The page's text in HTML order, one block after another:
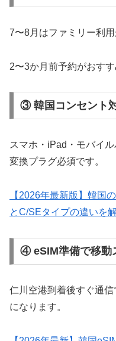
7〜8月はファミリー利用
2〜3か月前予約がおすす
③ 韓国コンセント
スマホ・iPad・モバイ
変換プラグ必須です。
【2026年最新版】韓国
とC/SEタイプの違いを
④ eSIM準備で移動
仁川空港到着後すぐ通
になります。